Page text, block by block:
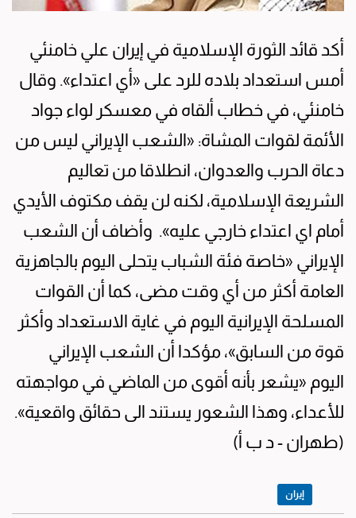
أكد قائد الثورة الإسلامية في إيران علي خامنئي
أمس استعداد بلاده للرد على «أي اعتداء». وقال
خامنئي، في خطاب ألقاه في معسكر لواء جواد
الأئمة لقوات المشاة: «الشعب الإيراني ليس من
دعاة الحرب والعدوان، انطلاقا من تعاليم
الشريعة الإسلامية، لكنه لن يقف مكتوف الأيدي
أمام اي اعتداء خارجي عليه». وأضاف أن الشعب
الإيراني «خاصة فئة الشباب يتحلى اليوم بالجاهزية
العامة أكثر من أي وقت مضى، كما أن القوات
المسلحة الإيرانية اليوم في غاية الاستعداد وأكثر
قوة من السابق»، مؤكدا أن الشعب الإيراني
اليوم «يشعر بأنه أقوى من الماضي في مواجهته
للأعداء، وهذا الشعور يستند الى حقائق واقعية».
(طهران - د ب أ)
إيران